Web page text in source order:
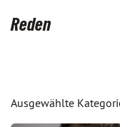
Reden
Ausgewählte